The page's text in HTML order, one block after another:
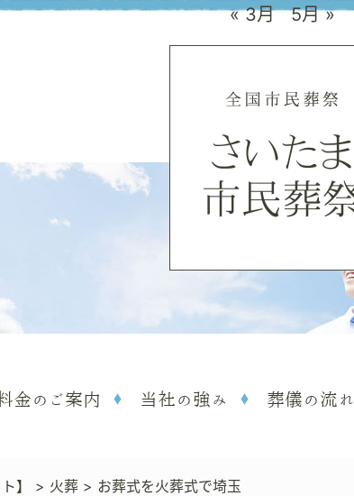
金のご案内 当社の強み 葬儀の流れ
】 > 火葬 > お葬式を火葬式で埼玉
« 3月 5月 »